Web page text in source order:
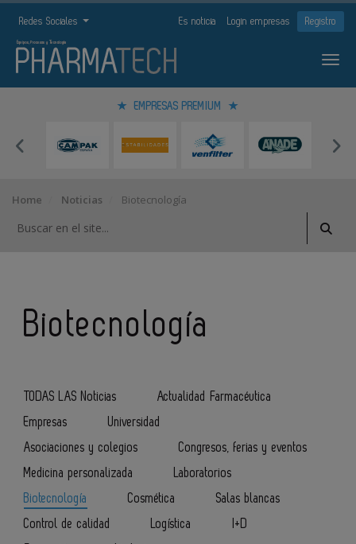
Redes Sociales Es noticia Login empresas Registro
EMPRESAS PREMIUM
Home Noticias Biotecnología
Biotecnología
TODAS LAS Noticias
Actualidad Farmacéutica
Empresas
Universidad
Asociaciones y colegios
Congresos, ferias y eventos
Medicina personalizada
Laboratorios
Biotecnología
Cosmética
Salas blancas
Control de calidad
Logística
I+D